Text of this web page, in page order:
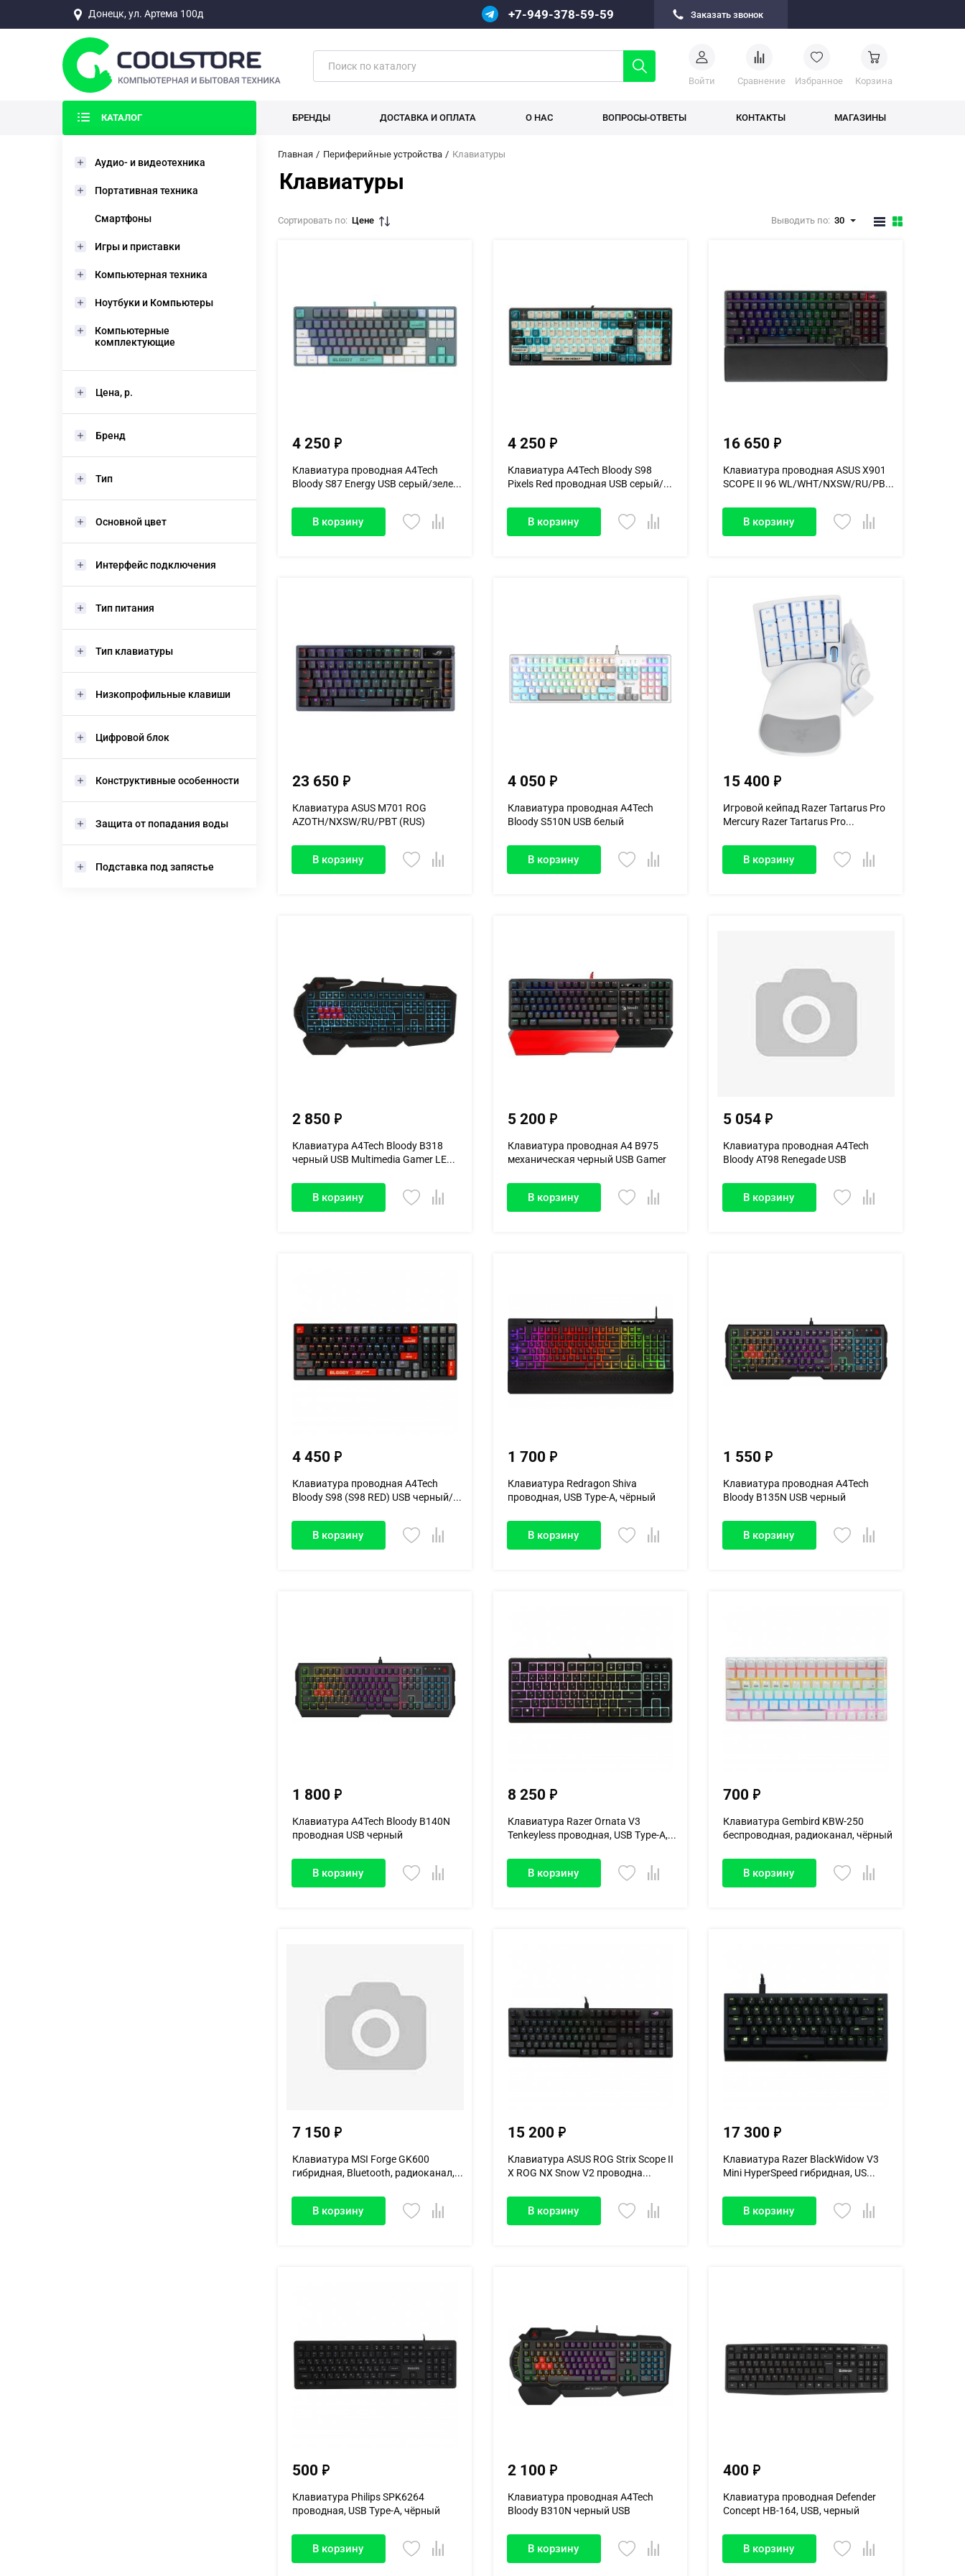
Донецк, ул. Артема 100д +7-949-378-59-59 Заказать звонок
Войти Cравнение Избранное Корзина
КАТАЛОГ БРЕНДЫ ДОСТАВКА И ОПЛАТА О НАС ВОПРОСЫ-ОТВЕТЫ КОНТАКТЫ МАГАЗИНЫ
Аудио- и видеотехника
Портативная техника
Смартфоны
Игры и приставки
Компьютерная техника
Ноутбуки и Компьютеры
Компьютерные
комплектующие
Цена, р.
Бренд
Тип
Основной цвет
Интерфейс подключения
Тип питания
Тип клавиатуры
Низкопрофильные клавиши
Цифровой блок
Конструктивные особенности
Защита от попадания воды
Подставка под запястье
Главная Периферийные устройства Клавиатуры
Клавиатуры
Сортировать по: Цене Выводить по: 30
4 250
Клавиатура проводная A4Tech
Bloody S87 Energy USB серый/зеле...
В корзину
4 250
Клавиатура A4Tech Bloody S98
Pixels Red проводная USB серый/...
В корзину
16 650
Клавиатура проводная ASUS X901
SCOPE II 96 WL/WHT/NXSW/RU/PB...
В корзину
23 650
Клавиатура ASUS M701 ROG
AZOTH/NXSW/RU/PBT (RUS)
В корзину
4 050
Клавиатура проводная A4Tech
Bloody S510N USB белый
В корзину
15 400
Игровой кейпад Razer Tartarus Pro
Mercury Razer Tartarus Pro...
В корзину
2 850
Клавиатура A4Tech Bloody B318
черный USB Multimedia Gamer LE...
В корзину
5 200
Клавиатура проводная A4 B975
механическая черный USB Gamer
В корзину
5 054
Клавиатура проводная A4Tech
Bloody AT98 Renegade USB
В корзину
4 450
Клавиатура проводная A4Tech
Bloody S98 (S98 RED) USB черный/...
В корзину
1 700
Клавиатура Redragon Shiva
проводная, USB Type-A, чёрный
В корзину
1 550
Клавиатура проводная A4Tech
Bloody B135N USB черный
В корзину
1 800
Клавиатура A4Tech Bloody B140N
проводная USB черный
В корзину
8 250
Клавиатура Razer Ornata V3
Tenkeyless проводная, USB Type-A,...
В корзину
700
Клавиатура Gembird KBW-250
беспроводная, радиоканал, чёрный
В корзину
7 150
Клавиатура MSI Forge GK600
гибридная, Bluetooth, радиоканал,...
В корзину
15 200
Клавиатура ASUS ROG Strix Scope II
X ROG NX Snow V2 проводна...
В корзину
17 300
Клавиатура Razer BlackWidow V3
Mini HyperSpeed гибридная, US...
В корзину
500
Клавиатура Philips SPK6264
проводная, USB Type-A, чёрный
В корзину
2 100
Клавиатура проводная A4Tech
Bloody B310N черный USB
В корзину
400
Клавиатура проводная Defender
Concept HB-164, USB, черный
В корзину